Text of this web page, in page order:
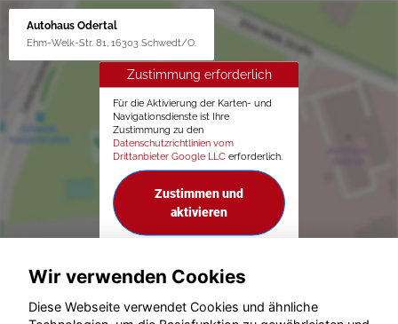
Autohaus Odertal
Ehm-Welk-Str. 81, 16303 Schwedt/O.
Zustimmung erforderlich
Für die Aktivierung der Karten- und
Navigationsdienste ist Ihre
Zustimmung zu den
Datenschutzrichtlinien vom
Drittanbieter Google LLC erforderlich.
Zustimmen und
aktivieren
Wir verwenden Cookies
Diese Webseite verwendet Cookies und ähnliche